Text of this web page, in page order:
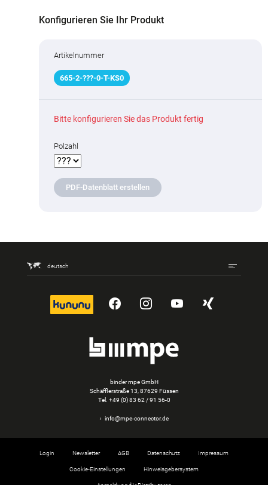
Konfigurieren Sie Ihr Produkt
Artikelnummer
665-2-???-0-T-KS0
Bitte konfigurieren Sie das Produkt fertig
Polzahl
PDF-Datenblatt erstellen
deutsch
kununu YouTubeInstagram
YouTubeXing
binder mpe GmbH
Schäfflerstraße 13, 87629 Füssen
Tel. +49 (0) 83 62 / 91 56-0
info@mpe-connector.de
Login Newsletter AGB Datenschutz Impressum
Cookie-Einstellungen Hinweisgebersystem